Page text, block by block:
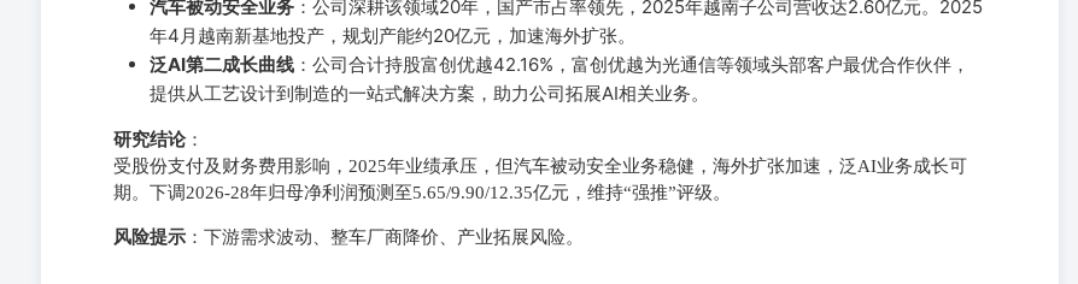
汽车被动安全业务 ：公司深耕该领域20年，国产市占率领先，2025年越南子公司营收达2.60亿元。2025
年4月越南新基地投产，规划产能约20亿元，加速海外扩张。
泛AI第二成长曲线 ：公司合计持股富创优越42.16%，富创优越为光通信等领域头部客户最优合作伙伴，
提供从工艺设计到制造的一站式解决方案，助力公司拓展AI相关业务。
研究结论：
受股份支付及财务费用影响，2025年业绩承压，但汽车被动安全业务稳健，海外扩张加速，泛AI业务成长可
期。下调2026-28年归母净利润预测至5.65/9.90/12.35亿元，维持“强推”评级。
风险提示 ：下游需求波动、整车厂商降价、产业拓展风险。